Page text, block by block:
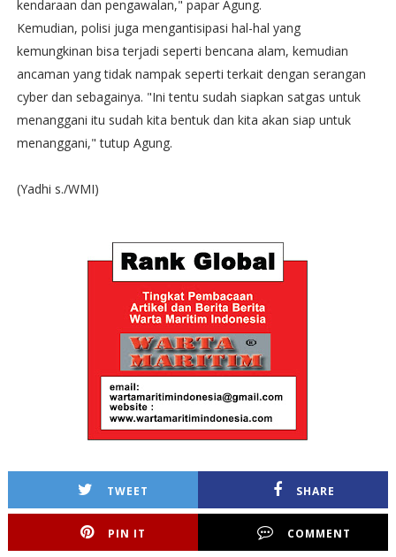
kendaraan dan pengawalan," papar Agung.
Kemudian, polisi juga mengantisipasi hal-hal yang
kemungkinan bisa terjadi seperti bencana alam, kemudian
ancaman yang tidak nampak seperti terkait dengan serangan
cyber dan sebagainya. "Ini tentu sudah siapkan satgas untuk
menanggani itu sudah kita bentuk dan kita akan siap untuk
menanggani," tutup Agung.
(Yadhi s./WMI)
TWEET SHARE
PIN IT COMMENT